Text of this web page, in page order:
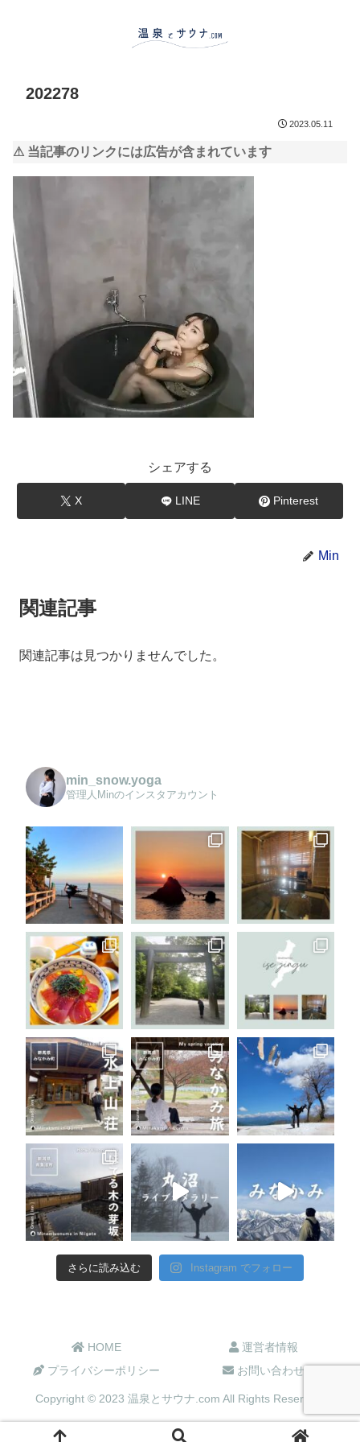
202278
2023.05.11
⚠ 当記事のリンクには広告が含まれています
シェアする
X LINE Pinterest
Min
関連記事
関連記事は見つかりませんでした。
min_snow.yoga
管理人Minのインスタアカウント
さらに読み込む Instagram でフォロー
HOME
運営者情報
プライバシーポリシー
お問い合わせ
Copyright © 2023 温泉とサウナ.com All Rights Reserved.